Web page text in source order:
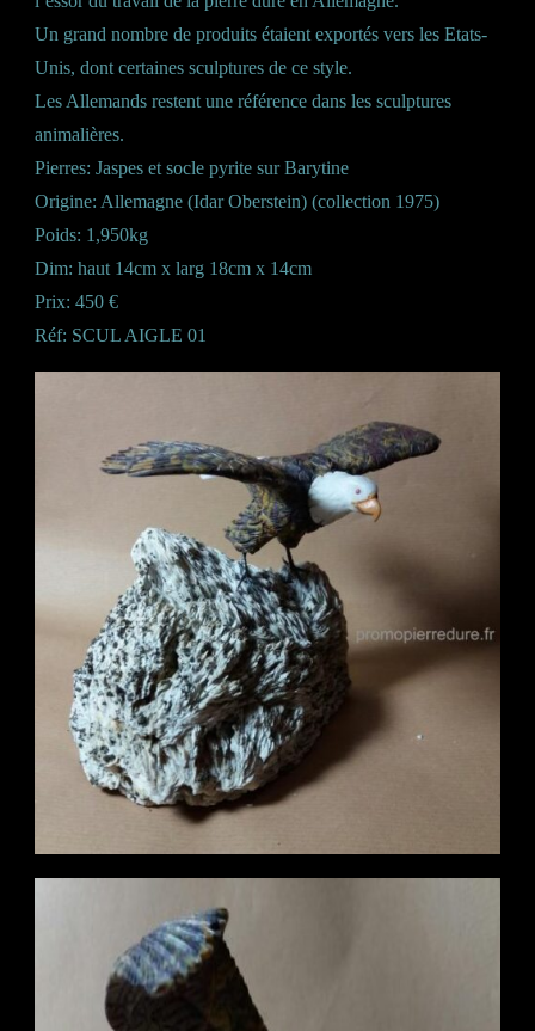
Un grand nombre de produits étaient exportés vers les Etats-
Unis, dont certaines sculptures de ce style.
Les Allemands restent une référence dans les sculptures
animalières.
Pierres: Jaspes et socle pyrite sur Barytine
Origine: Allemagne (Idar Oberstein) (collection 1975)
Poids: 1,950kg
Dim: haut 14cm x larg 18cm x 14cm
Prix: 450 €
Réf: SCUL AIGLE 01